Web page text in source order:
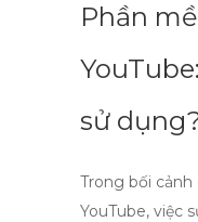
Phần
sử
Trong bối
YouTube, việc